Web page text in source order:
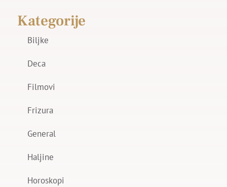
Kategorije
Biljke
Deca
Filmovi
Frizura
General
Haljine
Horoskopi